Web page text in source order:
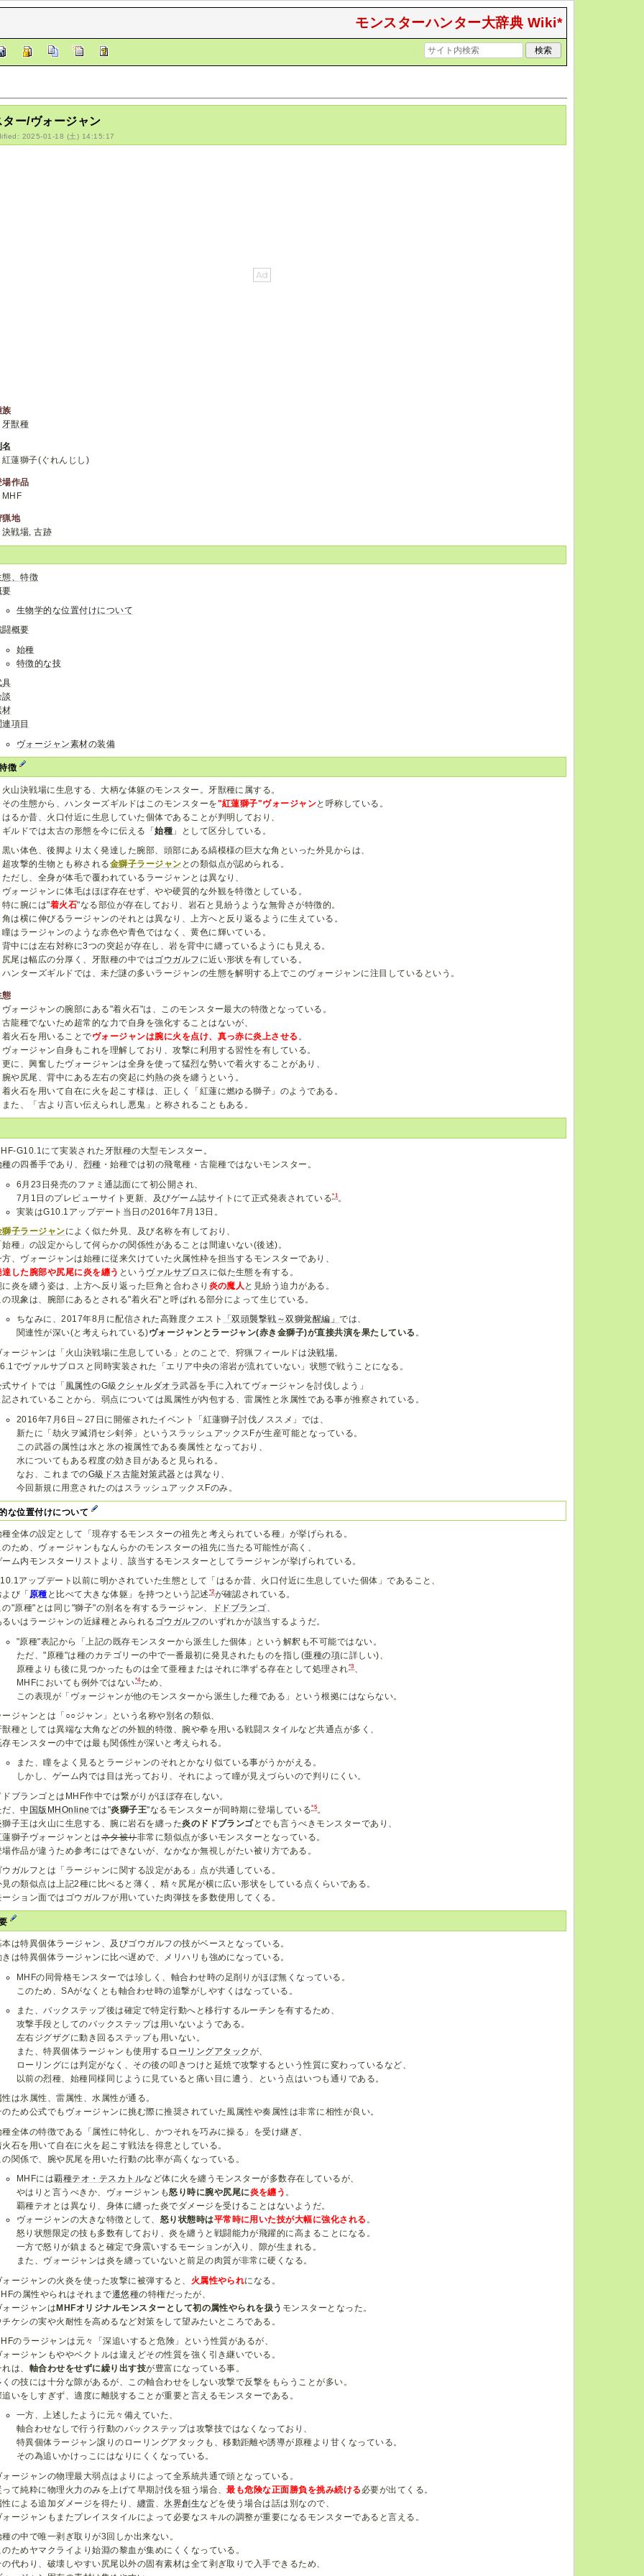
モンスターハンター大辞典 Wiki*
ター/ヴォージャン
2025-01-18 (土) 14:15:17
族
牙獣種
名
紅蓮獅子(ぐれんじし)
場作品
MHF
猟地
決戦場,古跡
態、特徴
要
生物学的な位置付けについて
闘概要
始種
特徴的な技
具
談
材
連項目
ヴォージャン素材の装備
徴
火山決戦場に生息する、大柄な体躯のモンスター。牙獣種に属する。
その生態から、ハンターズギルドはこのモンスターを"紅蓮獅子"ヴォージャンと呼称している。
はるか昔、火口付近に生息していた個体であることが判明しており、
ギルドでは太古の形態を今に伝える「始種 」として区分している。
黒い体色、後脚より太く発達した腕部、頭部にある縞模様の巨大な角といった外見からは、
超攻撃的生物とも称される金獅子ラージャン との類似点が認められる。
ただし、全身が体毛で覆われているラージャンとは異なり、
ヴォージャンに体毛はほぼ存在せず、やや硬質的な外観を特徴としている。
特に腕には"着火石"なる部位が存在しており、岩石と見紛うような無骨さが特徴的。
角は横に伸びるラージャンのそれとは異なり、上方へと反り返るように生えている。
瞳はラージャンのような赤色や青色ではなく、黄色に輝いている。
背中には左右対称に3つの突起が存在し、岩を背中に纏っているようにも見える。
尻尾は幅広の分厚く、牙獣種の中ではゴウガルフ に近い形状を有している。
ハンターズギルドでは、未だ謎の多いラージャンの生態を解明する上でこのヴォージャンに注目しているという。
態
ヴォージャンの腕部にある"着火石"は、このモンスター最大の特徴となっている。
古龍種でないため超常的な力で自身を強化することはないが、
着火石を用いることでヴォージャンは腕に火を点け、真っ赤に炎上させる 。
ヴォージャン自身もこれを理解しており、攻撃に利用する習性を有している。
更に、興奮したヴォージャンは全身を使って猛烈な勢いで着火することがあり、
腕や尻尾、背中にある左右の突起に灼熱の炎を纏うという。
着火石を用いて自在に火を起こす様は、正しく「紅蓮に燃ゆる獅子」のようである。
また、「古より言い伝えられし悪鬼」と称されることもある。
G10.1にて実装された牙獣種の大型モンスター。
種の四番手であり、 烈種 ・始種では初の飛竜種・古龍種ではないモンスター。
6月23日発売のファミ通誌面にて初公開され、
7月1日のプレビューサイト更新、及びゲーム誌サイトにて正式発表されている*1。
実装はG10.1アップデート当日の2016年7月13日。
獅子ラージャンによく似た外見、及び名称を有しており、
始種」の設定からして何らかの関係性があることは間違いない(後述)。
方、ヴォージャンは始種に従来欠けていた火属性枠を担当するモンスターであり、
達した腕部や尻尾に炎を纏う という ヴァルサブロス に似た生態を有する。
に炎を纏う姿は、上方へ反り返った巨角と合わさり 炎の魔人 と見紛う迫力がある。
の現象は、腕部にあるとされる"着火石"と呼ばれる部分によって生じている。
ちなみに、2017年8月に配信された高難度クエスト
「双頭襲撃戦～双獅覚醒編」では、
関連性が深い(と考えられている)ヴォージャンとラージャン(赤き金獅子)が直接共演を果たしている 。
ォージャンは「火山決戦場に生息している」とのことで、狩猟フィールドは決戦場。
でヴァルサブロスと同時実装された「エリア中央の溶岩が流れていない」状態で戦うことになる。
式サイトでは「 風属性のG級 クシャルダオラ武器を手に入れてヴォージャンを討伐しよう」
記されていることから、弱点については風属性が内包する、雷属性と氷属性である事が推察されている。
2016年7月6日～27日に開催されたイベント「紅蓮獅子討伐ノススメ」では、
新たに「劫火ヲ滅消セシ剣斧」というスラッシュアックスFが生産可能となっている。
この武器の属性は水と氷の複属性である奏属性となっており、
水についてもある程度の効き目があると見られる。
なお、これまでのG級ドス古龍対策武器 とは異なり、
今回新規に用意されたのはスラッシュアックスFのみ。
な位置付けについて
種全体の設定として「現存するモンスターの祖先と考えられている種」が挙げられる。
のため、ヴォージャンもなんらかのモンスターの祖先に当たる可能性が高く、
ーム内モンスターリストより、該当するモンスターとしてラージャンが挙げられている。
アップデート以前に明かされていた生態として「はるか昔、火口付近に生息していた個体」であること、
よび「 原種 と比べて大きな体躯」を持つという記述*2が確認されている。
の"原種"とは同じ"獅子"の別名を有するラージャン、
ドドブランゴ、
るいはラージャンの近縁種とみられる ゴウガルフのいずれかが該当するようだ。
"原種"表記から「上記の既存モンスターから派生した個体」という解釈も不可能ではない。
ただ、"原種"は種のカテゴリーの中で一番最初に発見されたものを指し(亜種の項に詳しい)、
原種よりも後に見つかったものは全て亜種またはそれに準ずる存在として処理され*3、
MHFにおいても例外ではない*4ため、
この表現が「ヴォージャンが他のモンスターから派生した種である」という根拠にはならない。
ージャンとは「○○ジャン」という名称や別名の類似、
獣種としては異端な大角などの外観的特徴、腕や拳を用いる戦闘スタイルなど共通点が多く、
存モンスターの中では最も関係性が深いと考えられる。
また、瞳をよく見るとラージャンのそれとかなり似ている事がうかがえる。
しかし、ゲーム内では目は光っており、それによって瞳が見えづらいので判りにくい。
ドブランゴとはMHF作中では繋がりがほぼ存在しない。
だ、中国版MHOnlineでは"炎獅子王"なるモンスターが同時期に登場している*5。
獅子王は火山に生息する、腕に岩石を纏った炎のドドブランゴとでも言うべきモンスターであり、
蓮獅子ヴォージャンとはネタ被り非常に類似点が多いモンスターとなっている。
場作品が違うため参考にはできないが、なかなか無視しがたい被り方である。
ウガルフとは「ラージャンに関する設定がある」点が共通している。
見の類似点は上記2種に比べると薄く、精々尻尾が横に広い形状をしている点くらいである。
ーション面ではゴウガルフが用いていた肉弾技を多数使用してくる。
本は特異個体ラージャン、及びゴウガルフの技がベースとなっている。
きは特異個体ラージャンに比べ遅めで、メリハリも強めになっている。
MHFの同骨格モンスターでは珍しく、軸合わせ時の足削りがほぼ無くなっている。
このため、SAがなくとも軸合わせ時の追撃がしやすくはなっている。
また、バックステップ後は確定で特定行動へと移行するルーチンを有するため、
攻撃手段としてのバックステップは用いないようである。
左右ジグザグに動き回るステップも用いない。
また、特異個体ラージャンも使用する ローリングアタック が、
ローリングには判定がなく、その後の叩きつけと延焼で攻撃するという性質に変わっているなど、
以前の烈種、始種同様同じように見ていると痛い目に遭う、という点はいつも通りである。
性は氷属性、雷属性、水属性が通る。
のため公式でもヴォージャンに挑む際に推奨されていた風属性や奏属性は非常に相性が良い。
種全体の特徴である「属性に特化し、かつそれを巧みに操る」を受け継ぎ、
火石を用いて自在に火を起こす戦法を得意としている。
の関係で、腕や尻尾を用いた行動の比率が高くなっている。
MHFには覇種テオ・テスカトルなど体に火を纏うモンスターが多数存在しているが、
やはりと言うべきか、ヴォージャンも怒り時に腕や尻尾に炎を纏う 。
覇種テオとは異なり、身体に纏った炎でダメージを受けることはないようだ。
ヴォージャンの大きな特徴として、 怒り状態時は平常時に用いた技が大幅に強化される 。
怒り状態限定の技も多数有しており、炎を纏うと戦闘能力が飛躍的に高まることになる。
一方で怒りが鎮まると確定で身震いするモーションが入り、隙が生まれる。
また、ヴォージャンは炎を纏っていないと前足の肉質が非常に硬くなる。
ォージャンの火炎を使った攻撃に被弾すると、
火属性やられになる。
の属性やられはそれまで遷悠種の特権だったが、
ォージャンはMHFオリジナルモンスターとして初の属性やられを扱う モンスターとなった。
チケシの実や火耐性を高めるなど対策をして望みたいところである。
のラージャンは元々「深追いすると危険」という性質があるが、
ォージャンもややベクトルは違えどその性質を強く引き継いでいる。
は、 軸合わせをせずに繰り出す技が豊富になっている事。
くの技には十分な隙があるが、この軸合わせをしない攻撃で反撃をもらうことが多い。
追いをしすぎず、適度に離脱することが重要と言えるモンスターである。
一方、上述したように元々備えていた、
軸合わせなしで行う行動のバックステップは攻撃技ではなくなっており、
特異個体ラージャン譲りのローリングアタックも、移動距離や誘導が原種より甘くなっている。
その為追いかけっこにはなりにくくなっている。
ォージャンの物理最大弱点はよりによって全系統共通で頭となっている。
って純粋に物理火力のみを上げて早期討伐を狙う場合、最も危険な正面勝負を挑み続ける 必要が出てくる。
性による追加ダメージを得たり、 纏雷 氷界創生などを使う場合は話は別なので、
ォージャンもまたプレイスタイルによって必要なスキルの調整が重要になるモンスターであると言える。
種の中で唯一剥ぎ取りが3回しか出来ない。
のためヤマクライより始淵の黎血が集めにくくなっている。
の代わり、破壊しやすい尻尾以外の固有素材は全て剥ぎ取りで入手できるため、